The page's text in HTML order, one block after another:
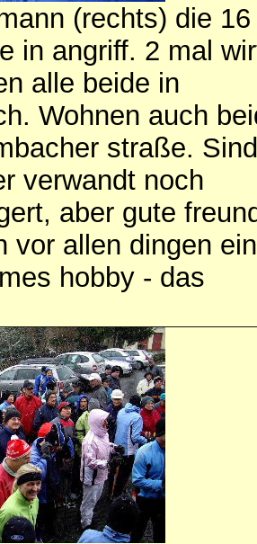
(rechts) die 16
in angriff. 2 mal
alle beide in
Wohnen auch
straße. Sind
verwandt noch
aber gute
vor allen dingen ein
hobby - das